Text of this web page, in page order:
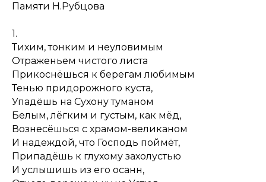
Памяти Н.Рубцова
1.
Тихим, тонким и неуловимым
Отраженьем чистого листа
Прикоснёшься к берегам любимым
Тенью придорожного куста,
Упадёшь на Сухону туманом
Белым, лёгким и густым, как мёд,
Вознесёшься с храмом-великаном
И надеждой, что Господь поймёт,
Припадёшь к глухому захолустью
И услышишь из его осанн,